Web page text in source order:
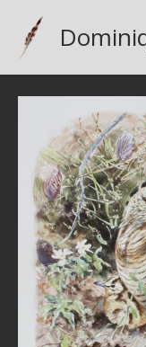
contenu